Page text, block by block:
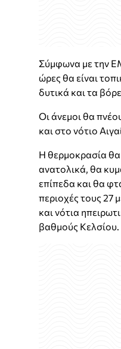
Σύμφωνα με την
ώρες θα είναι
δυτικά και τα
Οι άνεμοι θα
και στο νότιο
Η θερμοκρασία θα
ανατολικά, θα
επίπεδα και θα
περιοχές τους 27
και νότια
βαθμούς Κελσίου.